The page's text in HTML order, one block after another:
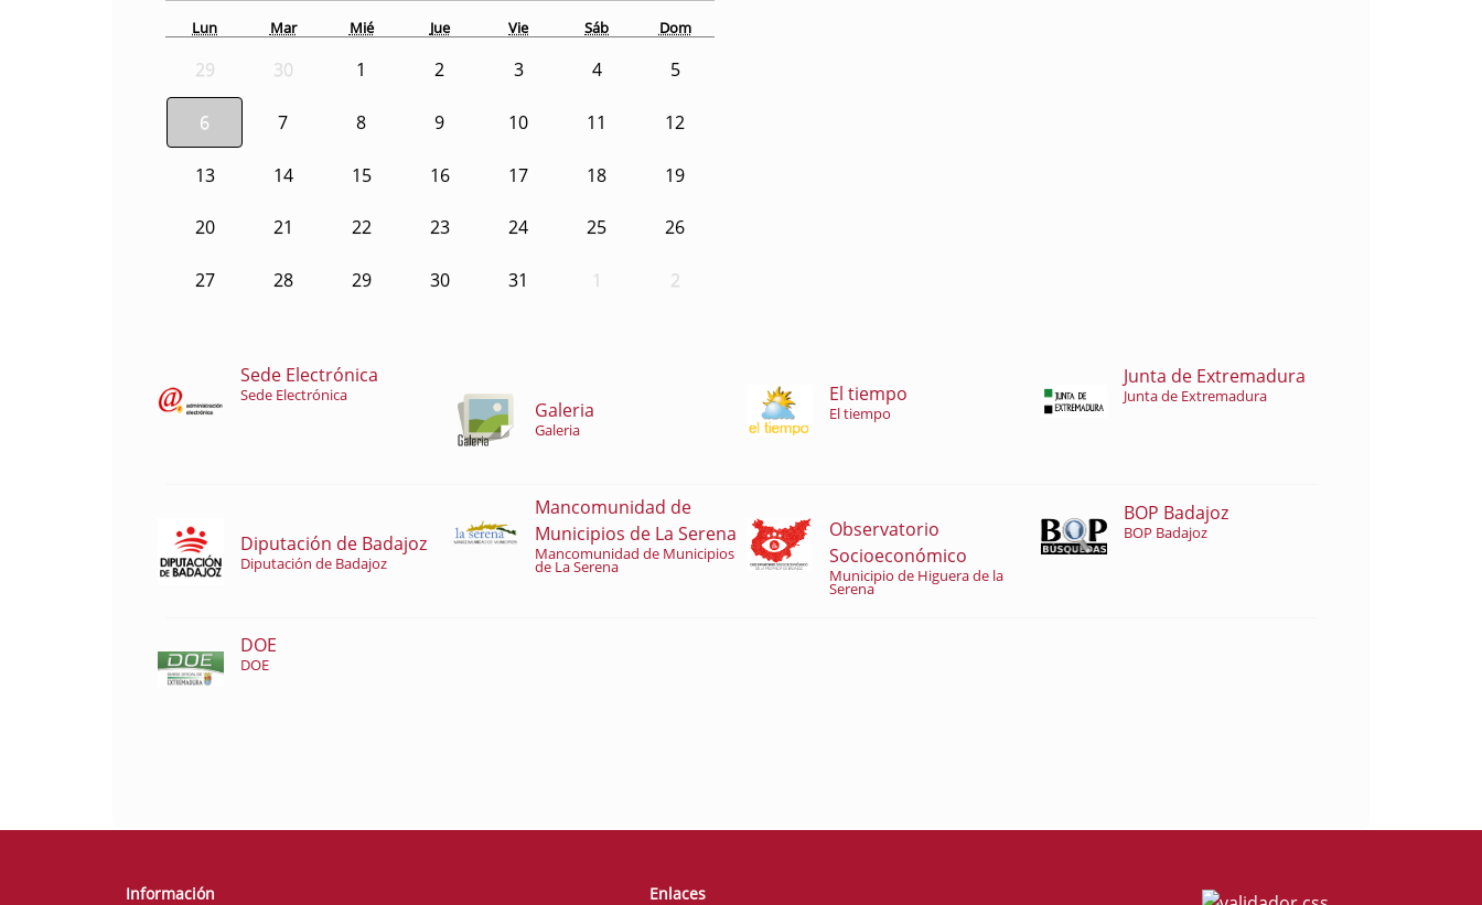
Lun Mar Mié Jue Vie Sáb Dom
29 30 1 2 3 4 5
6 7 8 9 10 11 12
13 14 15 16 17 18 19
20 21 22 23 24 25 26
27 28 29 30 31 1 2
Sede Electrónica
Sede Electrónica
Galeria
Galeria
El tiempo
El tiempo
Junta de Extremadura
Junta de Extremadura
Diputación de Badajoz
Diputación de Badajoz
Mancomunidad de
Municipios de La Serena
Mancomunidad de Municipios
de La Serena
Observatorio
Socioeconómico
Municipio de Higuera de la
Serena
BOP Badajoz
BOP Badajoz
DOE
DOE
Información Enlaces